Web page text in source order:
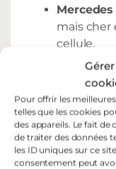
Pour offrir les
telles que les cookies
des appareils. Le fait
de traiter des données
les ID uniques sur ce
consentement peut
Mercedes
mais cher
cellule.
Fiat
Modèles
répandus.